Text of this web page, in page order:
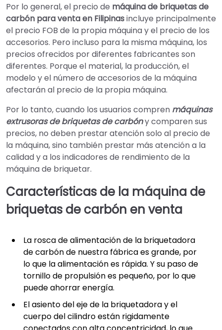
Por lo general, el precio de máquina de briquetas de
carbón para venta en Filipinasincluye principalmente
el precio FOB de la propia máquina y el precio de los
accesorios. Pero incluso para la misma máquina, los
precios ofrecidos por diferentes fabricantes son
diferentes. Porque el material, la producción, el
modelo y el número de accesorios de la máquina
afectarán al precio de la propia máquina.
Por lo tanto, cuando los usuarios compren máquinas
extrusoras de briquetas de carbóny comparen sus
precios, no deben prestar atención solo al precio de
la máquina, sino también prestar más atención a la
calidad y a los indicadores de rendimiento de la
máquina de briquetar.
Características de la máquina de
briquetas de carbón en venta
La rosca de alimentación de la briquetadora
de carbón de nuestra fábrica es grande, por
lo que la alimentación es rápida. Y su paso de
tornillo de propulsión es pequeño, por lo que
puede ahorrar energía.
El asiento del eje de la briquetadora y el
cuerpo del cilindro están rigidamente